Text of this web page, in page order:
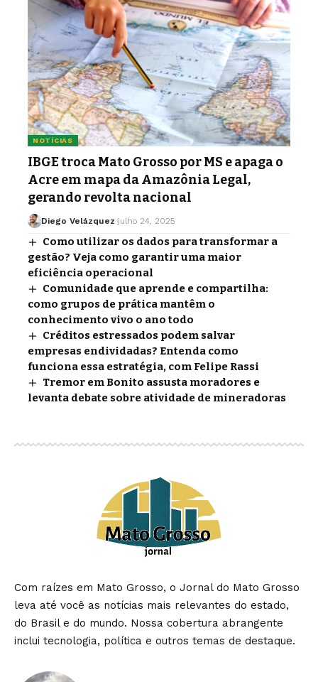
NOTÍCIAS
IBGE troca Mato Grosso por MS e apaga o
Acre em mapa da Amazônia Legal,
gerando revolta nacional
Diego Velázquez julho 24, 2025
Como utilizar os dados para transformar a
gestão? Veja como garantir uma maior
eficiência operacional
Comunidade que aprende e compartilha:
como grupos de prática mantêm o
conhecimento vivo o ano todo
Créditos estressados podem salvar
empresas endividadas? Entenda como
funciona essa estratégia, com Felipe Rassi
Tremor em Bonito assusta moradores e
levanta debate sobre atividade de mineradoras
Com raízes em Mato Grosso, o Jornal do Mato Grosso
leva até você as notícias mais relevantes do estado,
do Brasil e do mundo. Nossa cobertura abrangente
inclui tecnologia, política e outros temas de destaque.